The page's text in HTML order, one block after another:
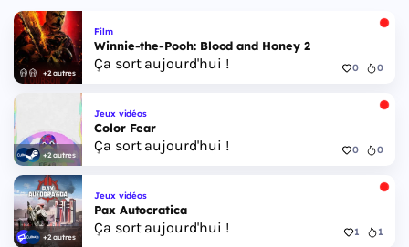
+2 autres
Film
Winnie-the-Pooh: Blood and Honey 2
Ça sort aujourd'hui ! 0 0
+2 autres
Jeux vidéos
Color Fear
Ça sort aujourd'hui ! 0 0
+2 autres
Jeux vidéos
Pax Autocratica
Ça sort aujourd'hui ! 1 1